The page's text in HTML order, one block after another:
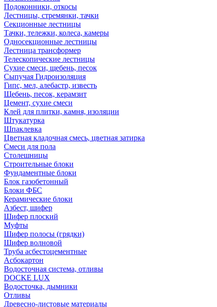
Подоконники, откосы
Лестницы, стремянки, тачки
Секционные лестницы
Тачки, тележки, колеса, камеры
Односекционные лестницы
Лестница трансформер
Телескопические лестницы
Сухие смеси, щебень, песок
Сыпучая Гидроизоляция
Гипс, мел, алебастр, известь
Щебень, песок, керамзит
Цемент, сухие смеси
Клей для плитки, камня, изоляции
Штукатурка
Шпаклевка
Цветная кладочная смесь, цветная затирка
Смеси для пола
Столешницы
Строительные блоки
Фундаментные блоки
Блок газобетонный
Блоки ФБС
Керамические блоки
Азбест, шифер
Шифер плоский
Муфты
Шифер полосы (грядки)
Шифер волновой
Труба асбестоцементные
Асбокартон
Водосточная система, отливы
DOCKE LUX
Водосточка, дымники
Отливы
Древесно-листовые материалы